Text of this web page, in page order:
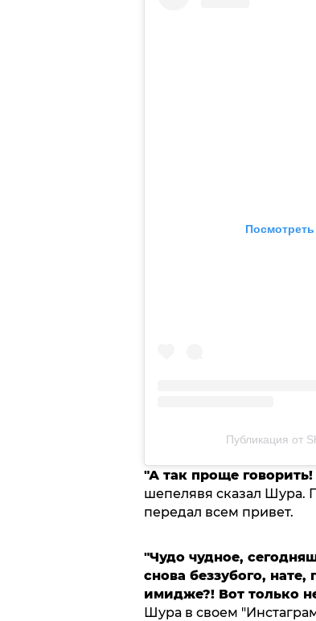
Публикация от
"А так проще
шепелявя сказал Шура.
передал всем привет.
"Чудо чудное,
снова беззубого,
имидже?! Вот только
Шура в своем